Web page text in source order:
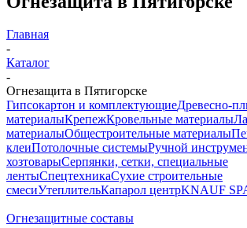
Главная
-
Каталог
-
Огнезащита в Пятигорске
Гипсокартон и комплектующиеДревесно-
материалыКрепежКровельные материалы
материалыОбщестроительные материалы
клеиПотолочные системыРучной
хозтоварыСерпянки, сетки, специальные
лентыСпецтехникаСухие строительные
смесиУтеплительКапарол центрKNAUF
Огнезащитные составы